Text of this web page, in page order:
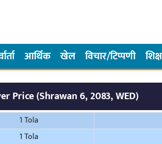
आर्थिक खेल विचार/टिप्पणी
Price (Shrawan 6, 2083, WED)
1 Tola
1 Tola